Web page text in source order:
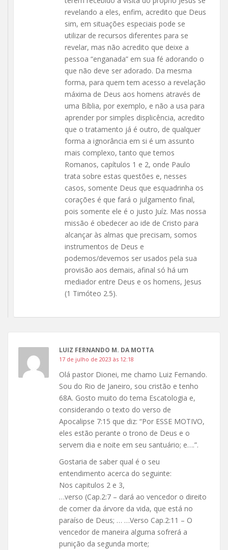
revelando a eles, enfim, acredito que Deus
sim, em situações especiais pode se
utilizar de recursos diferentes para se
revelar, mas não acredito que deixe a
pessoa “enganada” em sua fé adorando o
que não deve ser adorado. Da mesma
forma, para quem tem acesso a revelação
máxima de Deus aos homens através de
uma Bíblia, por exemplo, e não a usa para
aprender por simples displicência, acredito
que o tratamento já é outro, de qualquer
forma a ignorância em si é um assunto
mais complexo, tanto que temos
Romanos, capítulos 1 e 2, onde Paulo
trata sobre estas questões e, nesses
casos, somente Deus que esquadrinha os
corações é que fará o julgamento final,
pois somente ele é o justo Juíz. Mas nossa
missão é obedecer ao ide de Cristo para
alcançar às almas que precisam, somos
instrumentos de Deus e
podemos/devemos ser usados pela sua
provisão aos demais, afinal só há um
mediador entre Deus e os homens, Jesus
(1 Timóteo 2.5).
LUIZ FERNANDO M. DA MOTTA
17 de julho de 2023 às 12:18
Olá pastor Dionei, me chamo Luiz Fernando.
Sou do Rio de Janeiro, sou cristão e tenho
68A. Gosto muito do tema Escatologia e,
considerando o texto do verso de
Apocalipse 7:15 que diz: “Por ESSE MOTIVO,
eles estão perante o trono de Deus e o
servem dia e noite em seu santuário; e….”.
Gostaria de saber qual é o seu
entendimento acerca do seguinte:
Nos capitulos 2 e 3,
…verso (Cap.2:7 – dará ao vencedor o direito
de comer da árvore da vida, que está no
paraíso de Deus; … …Verso Cap.2:11 – O
vencedor de maneira alguma sofrerá a
punição da segunda morte;